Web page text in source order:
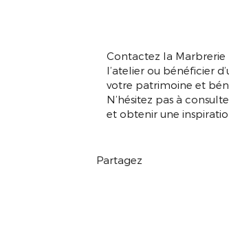
Contactez la Marbrerie
l’atelier ou bénéficier
votre patrimoine et
N’hésitez pas à
et obtenir une
Partagez